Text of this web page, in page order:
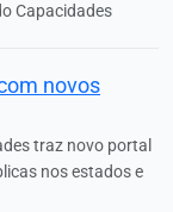
Capacidades
novos
traz novo portal
nos estados e